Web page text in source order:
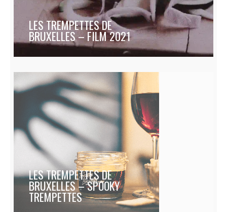
LES TREMPETTES DE
BRUXELLES – FILM 2021
LES TREMPETTES DE
BRUXELLES – SPOOKY
TREMPETTES